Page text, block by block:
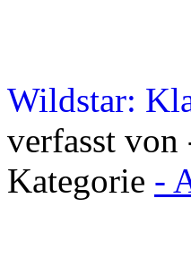
Wildstar:
verfasst von
Kategorie -